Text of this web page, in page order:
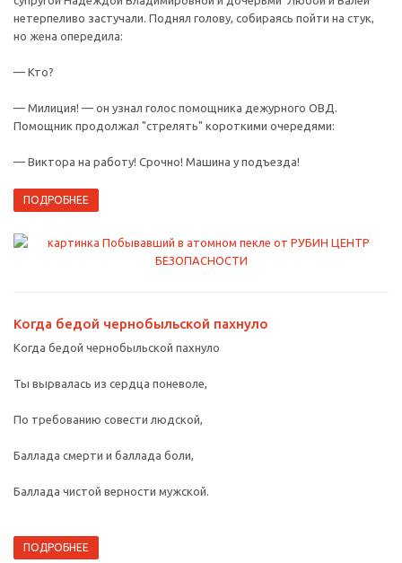
нетерпеливо застучали. Поднял голову, собираясь пойти на стук,
но жена опередила:
— Кто?
— Милиция! — он узнал голос помощника дежурного ОВД.
Помощник продолжал "стрелять" короткими очередями:
— Виктора на работу! Срочно! Машина у подъезда!
ПОДРОБНЕЕ
Когда бедой чернобыльской пахнуло
Когда бедой чернобыльской пахнуло
Ты вырвалась из сердца поневоле,
По требованию совести людской,
Баллада смерти и баллада боли,
Баллада чистой верности мужской.
ПОДРОБНЕЕ